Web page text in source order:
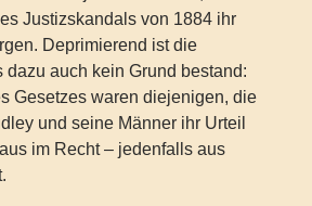
Justizskandals von 1884 ihr
Deprimierend ist die
dazu auch kein Grund bestand:
Gesetzes waren diejenigen, die
und seine Männer ihr Urteil
im Recht – jedenfalls aus